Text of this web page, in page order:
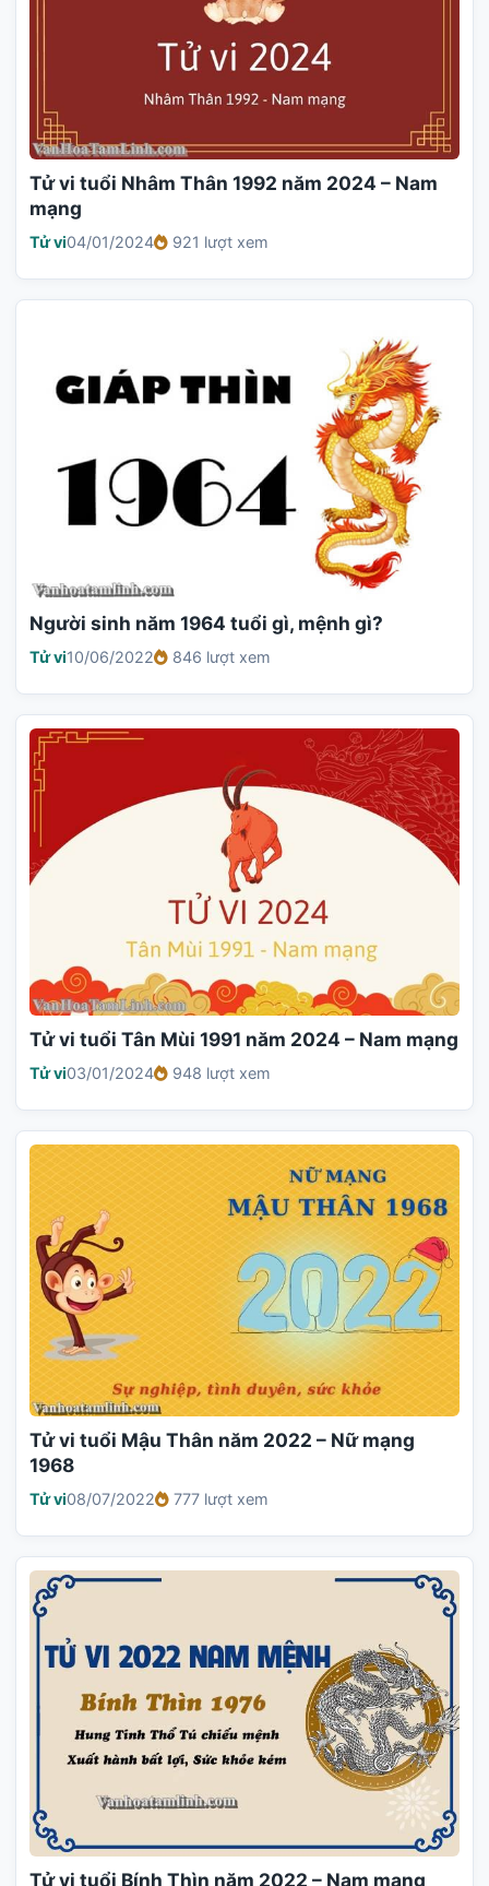
Tử vi tuổi Nhâm Thân 1992 năm 2024 – Nam
mạng
Tử vi04/01/2024 921 lượt xem
Người sinh năm 1964 tuổi gì, mệnh gì?
Tử vi10/06/2022 846 lượt xem
Tử vi tuổi Tân Mùi 1991 năm 2024 – Nam mạng
Tử vi03/01/2024 948 lượt xem
Tử vi tuổi Mậu Thân năm 2022 – Nữ mạng
1968
Tử vi08/07/2022 777 lượt xem
Tử vi tuổi Bính Thìn năm 2022 – Nam mạng